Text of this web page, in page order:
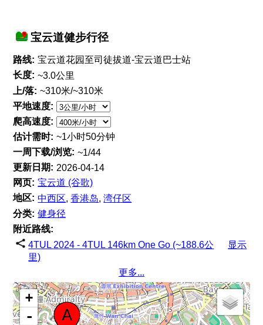
宝云道健步行径
路线: 宝云道花园至司徒拔道-宝云道巴士站
长度: ~3.0公里
上/落: ~310米/~310米
平地速度:
爬高速度:
估计需时: ~1小时50分钟
一周下载/浏览: ~1/44
更新日期: 2026-04-14
网页: 宝云道 (谷歌)
地区: 中西区,香港岛,湾仔区
分类: 健身径
附近路线:
4TUL 2024 - 4TUL 146km One Go (~188.6公
里)
显示
更多...
+
-